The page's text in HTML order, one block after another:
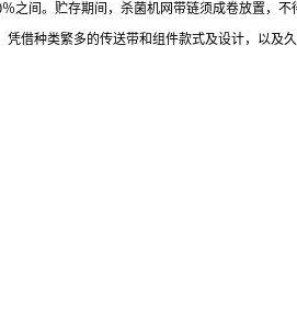
间。贮存期间，杀菌机网带链须成卷放置，
借种类繁多的传送带和组件款式及设计，以及